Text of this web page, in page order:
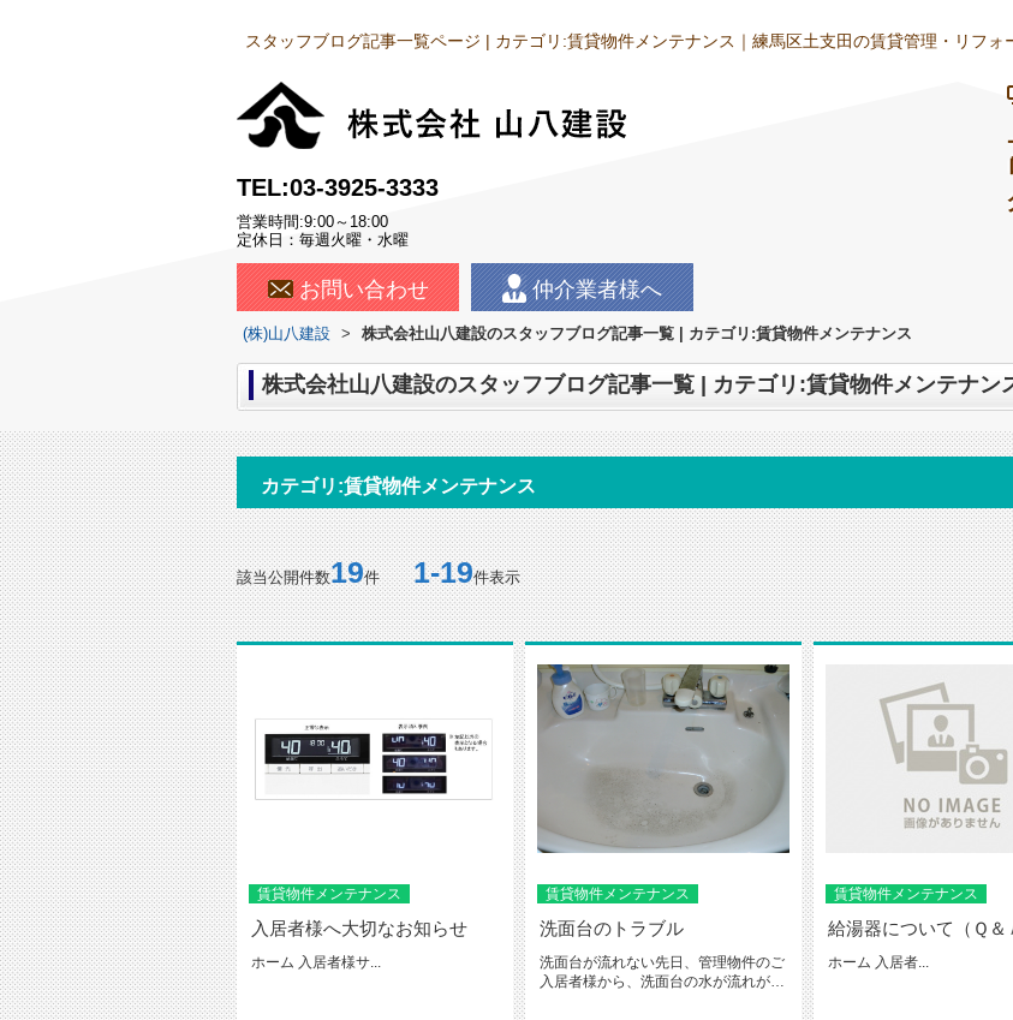
スタッフブログ記事一覧ページ | カテゴリ:賃貸物件メンテナンス｜練馬区土支田の賃貸管理・リフ
TEL:03-3925-3333
営業時間:9:00～18:00
定休日：毎週火曜・水曜
お問い合わせ 仲介業者様へ
(株)山八建設 > 株式会社山八建設のスタッフブログ記事一覧 | カテゴリ:賃貸物件メンテナンス
株式会社山八建設のスタッフブログ記事一覧 | カテゴリ:賃貸物件メンテナン
カテゴリ:賃貸物件メンテナンス
該当公開件数19件1-19件表示
賃貸物件メンテナンス
入居者様へ大切なお知らせ
ホーム 入居者様サ...
賃貸物件メンテナンス
洗面台のトラブル
洗面台が流れない先日、管理物件のご
入居者様から、洗面台の水が流れが非
賃貸物件メンテナンス
給湯器について（Ｑ＆
ホーム 入居者...